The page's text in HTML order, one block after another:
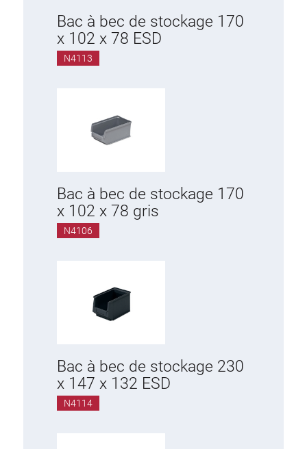
Accessoires ESD
Chariot
Bras pivotant
Armoire basse
Paroi perforée et accessoires
Récipient
Bac à bec de stockage 170
x 102 x 78 ESD
N4113
Bac à bec de stockage 170
x 102 x 78 gris
N4106
Bac à bec de stockage 230
x 147 x 132 ESD
N4114